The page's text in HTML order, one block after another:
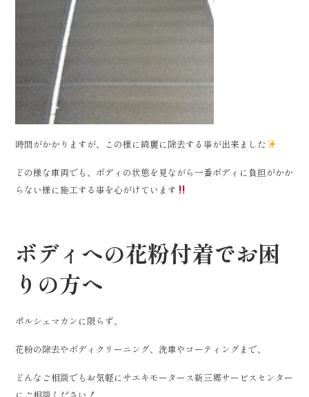
時間がかかりますが、この様に綺麗に除去する事が出来ました
どの様な車両でも、ボディの状態を見ながら一番ボディに負担がかか
らない様に施工する事を心がけています
ボディへの花粉付着でお困
りの方へ
ポルシェマカンに限らず、
花粉の除去やボディクリーニング、洗車やコーティングまで、
どんなご相談でもお気軽にサエキモータース新三郷サービスセンター
にご相談ください！